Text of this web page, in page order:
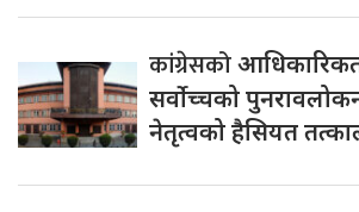
कांग्रेसको
सर्वोच्चको
नेतृत्वको हैसियत